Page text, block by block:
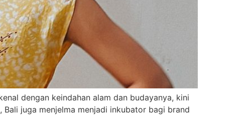
dengan keindahan alam dan budayanya, kini
juga menjelma menjadi inkubator bagi brand